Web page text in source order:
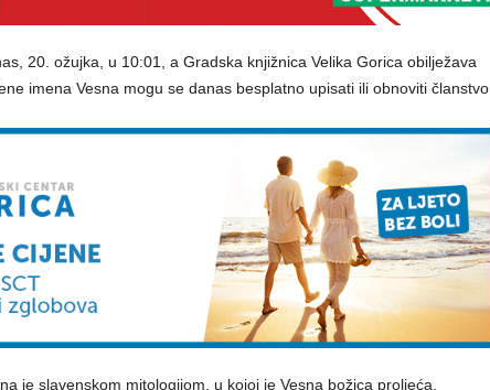
20. ožujka, u 10:01, a Gradska knjižnica Velika Gorica obilježava
imena Vesna mogu se danas besplatno upisati ili obnoviti članstvo.
je slavenskom mitologijom, u kojoj je Vesna božica proljeća,